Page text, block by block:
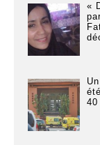
«
40